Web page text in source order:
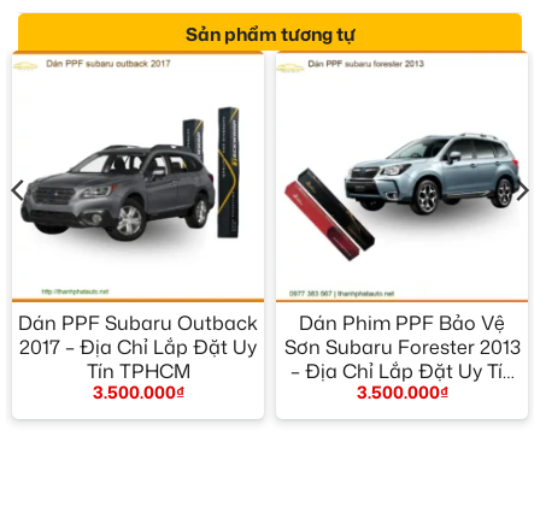
Sản phẩm tương tự
Dán PPF Subaru Outback
2017 – Địa Chỉ Lắp Đặt Uy
Tín TPHCM
3.500.000₫
Dán Phim PPF Bảo Vệ
Sơn Subaru Forester 2013
– Địa Chỉ Lắp Đặt Uy Tín
TPHCM
3.500.000₫